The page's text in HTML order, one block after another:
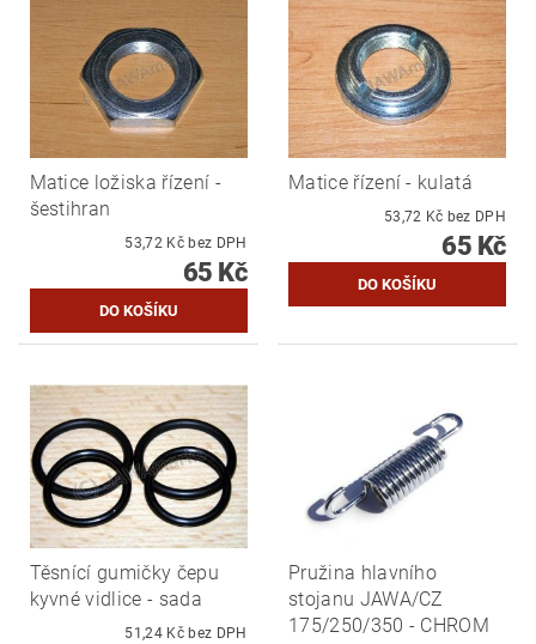
Matice ložiska řízení -
šestihran
53,72 Kč bez DPH
65 Kč
Matice řízení - kulatá
53,72 Kč bez DPH
65 Kč
Těsnící gumičky čepu
kyvné vidlice - sada
51,24 Kč bez DPH
Pružina hlavního
stojanu JAWA/CZ
175/250/350 - CHROM